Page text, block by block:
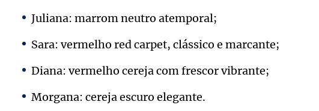
Juliana: marrom neutro atemporal;
Sara: vermelho red carpet, clássico e marcante;
Diana: vermelho cereja com frescor vibrante;
Morgana: cereja escuro elegante.